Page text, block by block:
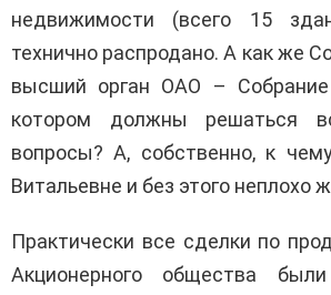
недвижимости (всего 15
технично распродано. А как же
высший орган ОАО – Собрание
котором должны решаться
вопросы? А, собственно, к
Витальевне и без этого неплохо
Практически все сделки по
Акционерного общества